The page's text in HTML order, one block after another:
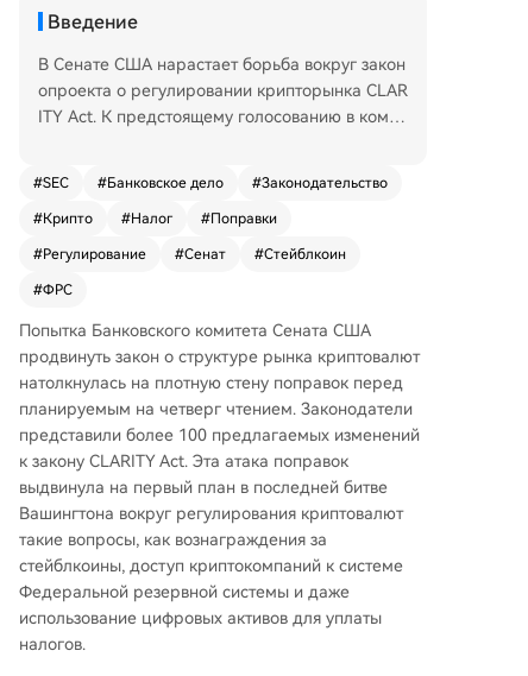
Введение
В Сенате США нарастает борьба вокруг закон
опроекта о регулировании крипторынка CLAR
ITY Act. К предстоящему голосованию в комит
ия между отраслью, банками и законодателя
ми. Ключевыми спорными моментами являют
ся запрет на выплату вознаграждений (йелд)
паний к счетам Федеральной резервной сист
емы и возможность использования цифровых
активов для уплаты налогов. Сенаторы Элизаб
ет Уоррен и Джек Рид предложили поправки,
ограничивающие использование криптоактив
ов в платежах и их интеграцию в банковскую
систему. Одновременно банковский лобби, вк
лючая Американскую банковскую ассоциаци
ю, настаивает на ужесточении правил, чтобы
криптоплатформы не могли конкурировать с
депозитами, избегая банковского регулирова
ния. Законопроект также вводит для криптоби
рж и дилеров статус финансовых учреждений
в соответствии с Законом о банковской тайне,
#SEC #Банковское дело #Законодательство
#Крипто #Налог #Поправки
#Регулирование #Сенат #Стейблкоин
#ФРС
Попытка Банковского комитета Сената США
продвинуть закон о структуре рынка криптовалют
натолкнулась на плотную стену поправок перед
планируемым на четверг чтением. Законодатели
представили более 100 предлагаемых изменений
к закону CLARITY Act. Эта атака поправок
выдвинула на первый план в последней битве
Вашингтона вокруг регулирования криптовалют
такие вопросы, как вознаграждения за
стейблкоины, доступ криптокомпаний к системе
Федеральной резервной системы и даже
использование цифровых активов для уплаты
налогов.